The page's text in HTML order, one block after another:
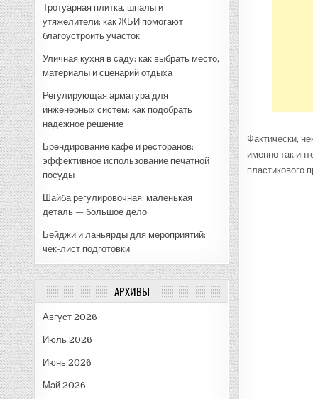
Тротуарная плитка, шпалы и
утяжелители: как ЖБИ помогают
благоустроить участок
Уличная кухня в саду: как выбрать место,
материалы и сценарий отдыха
Регулирующая арматура для
инженерных систем: как подобрать
надежное решение
Брендирование кафе и ресторанов:
эффективное использование печатной
посуды
Шайба регулировочная: маленькая
деталь — большое дело
Бейджи и ланьярды для мероприятий:
чек-лист подготовки
АРХИВЫ
Август 2026
Июль 2026
Июнь 2026
Май 2026
Фактически,
именно так
пластикового